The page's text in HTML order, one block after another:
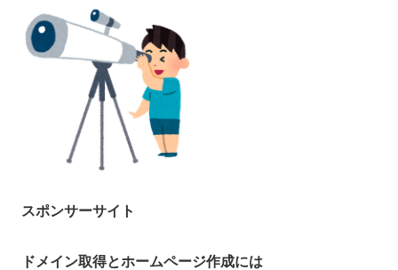
スポンサーサイト
ドメイン取得とホームページ作成には